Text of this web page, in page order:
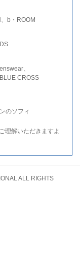
b・ROOM
、
CROSS
のソフィ
理解いただきますよ